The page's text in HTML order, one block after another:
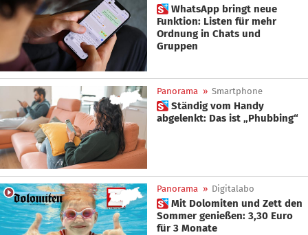
 WhatsApp bringt neue
Funktion: Listen für mehr
Ordnung in Chats und
Gruppen
Panorama » Smartphone
 Ständig vom Handy
abgelenkt: Das ist „Phubbing“
Panorama » Digitalabo
 Mit Dolomiten und Zett den
Sommer genießen: 3,30 Euro
für 3 Monate